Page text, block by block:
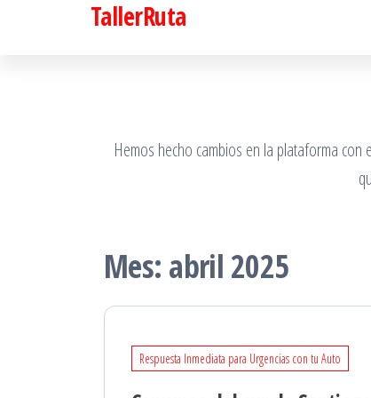
TallerRuta
Hemos hecho cambios en la plataforma
Mes: abril 2025
Respuesta Inmediata para Urgencias con tu Auto